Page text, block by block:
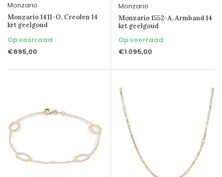
Monzario
Monzario 1411-O, Creolen 14
krt geelgoud
Op voorraad
€695,00
Monzario
Monzario 1552-A, Armband 14
krt geelgoud
Op voorraad
€1.095,00